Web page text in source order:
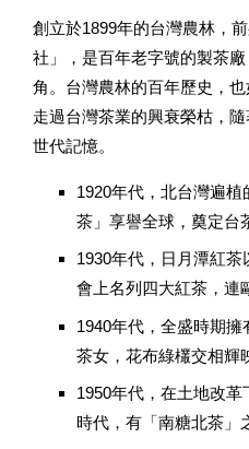
創立於1899年的台灣農林，
社」，是百年老字號的製茶
角。台灣農林的百年歷史，
走過台灣茶業的興衰榮枯，
世代記憶。
1920年代，北台灣遍
茶」享譽全球，奠定台
1930年代，日月潭紅
會上名列四大紅茶，連
1940年代，全盛時期
茶女，花布綠欉交相輝
1950年代，在土地改
時代，有「南糖北茶」